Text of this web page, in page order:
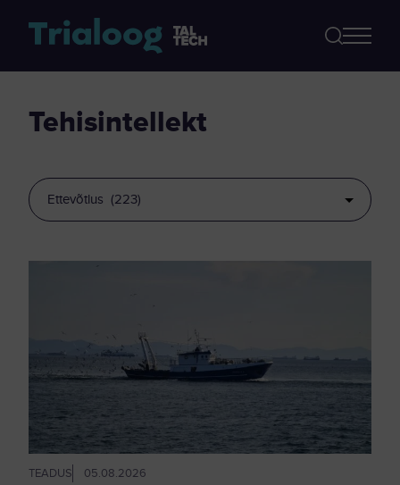
tehisintellekt
TEADUS 05.08.2026